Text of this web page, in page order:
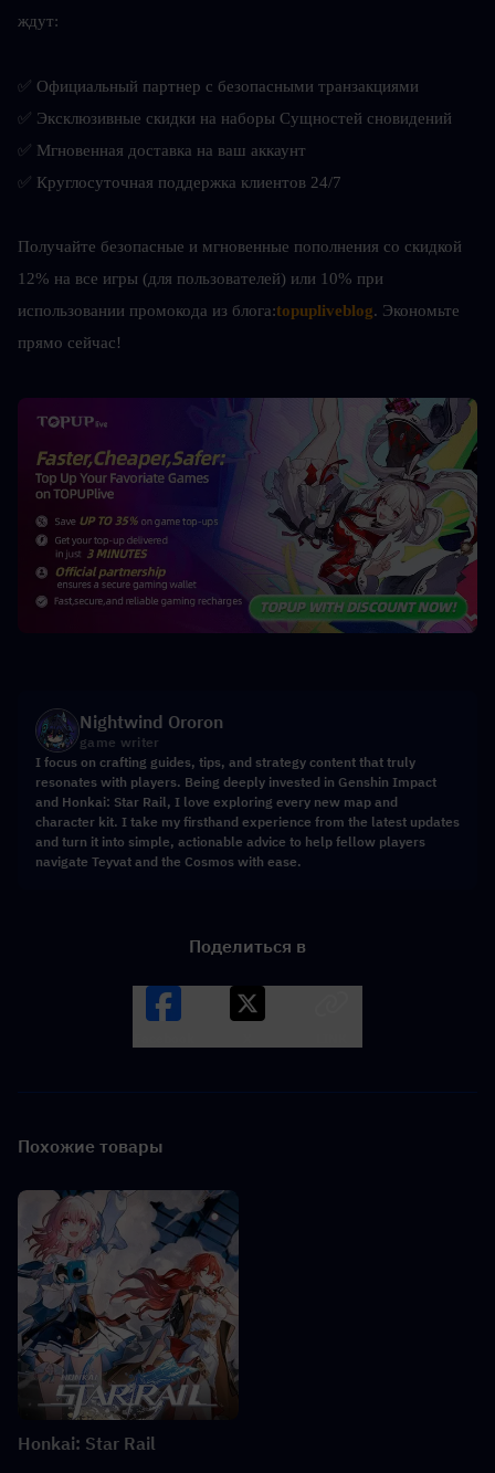
ждут:
✅ Официальный партнер с безопасными транзакциями
✅ Эксклюзивные скидки на наборы Сущностей сновидений
✅ Мгновенная доставка на ваш аккаунт
✅ Круглосуточная поддержка клиентов 24/7
Получайте безопасные и мгновенные пополнения со скидкой
12% на все игры (для пользователей) или 10% при
использовании промокода из блога:topupliveblog. Экономьте
прямо сейчас!
Nightwind Ororon
game writer
I focus on crafting guides, tips, and strategy content that truly
resonates with players. Being deeply invested in Genshin Impact
and Honkai: Star Rail, I love exploring every new map and
character kit. I take my firsthand experience from the latest updates
and turn it into simple, actionable advice to help fellow players
navigate Teyvat and the Cosmos with ease.
Поделиться в
Похожие товары
Honkai: Star Rail